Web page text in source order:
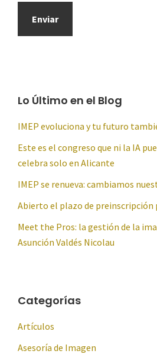
Lo Último en el Blog
IMEP evoluciona y tu futuro
Este es el congreso que ni la IA
celebra solo en Alicante
IMEP se renueva: cambiamos
Abierto el plazo de preinscripción
Meet the Pros: la gestión de la
Asunción Valdés Nicolau
Categorías
Artículos
Asesoría de Imagen